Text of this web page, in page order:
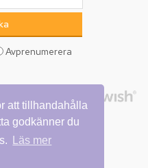
att tillhandahålla
godkänner du
Läs mer
Avprenumerera